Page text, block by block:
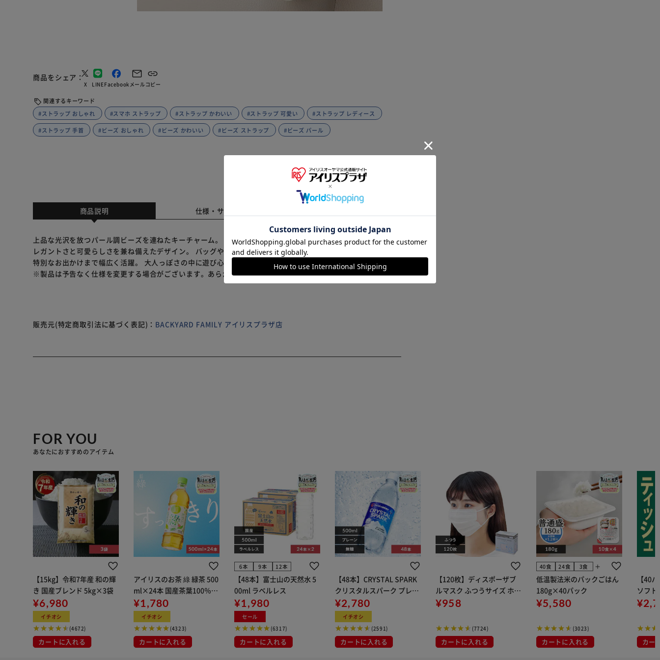
商品をシェア
X LINEFacebookメールコピー
関連するキーワード
#ストラップ おしゃれ
#スマホ ストラップ #ストラップ かわいい #ストラップ 可愛い #ストラップ レディース
#ストラップ 手首 #ビーズ おしゃれ #ビーズ かわいい #ビーズ ストラップ #ビーズ パール
商品説明 仕様・サイズ
上品な光沢を放つパール調ビーズを連ねたキーチャーム。 立体感のあるリボンモチーフがアクセントになり、エ
レガントさと可愛らしさを兼ね備えたデザイン。 バッグや鍵に付けるだけで華やかさをプラスし、日常使いから
特別なお出かけまで幅広く活躍。 大人っぽさの中に遊び心を感じさせるアイテム。
※製品は予告なく仕様を変更する場合がございます。あらかじめご了承ください。
販売元(特定商取引法に基づく表記)： BACKYARD FAMILY アイリスプラザ店
FOR YOU
あなたにおすすめのアイテム
【15kg】令和7年産 和の輝
き 国産ブレンド 5kg×3袋
¥6,980
イチオシ
(4672)
カートに入れる
アイリスのお茶 綠 緑茶 500
ml×24本 国産茶葉100％使
用
¥1,780
イチオシ
(4323)
カートに入れる
6本 9本 12本
【48本】富士山の天然水 5
00ml ラベルレス
¥1,980
セール
(6317)
カートに入れる
【48本】CRYSTAL SPARK
クリスタルスパーク プレー
ン 500ml
¥2,780
イチオシ
(2591)
カートに入れる
【120枚】ディスポーザブ
ルマスク ふつうサイズ ホワ
イト 大容量 DISPOSABLE
布
¥958
(7724)
カートに入れる
40食 24食 3食 add
低温製法米のパックごはん
180g×40パック
¥5,580
(3023)
カートに入れる
【40
ソフ
組) 5
カー
※ご確認ください